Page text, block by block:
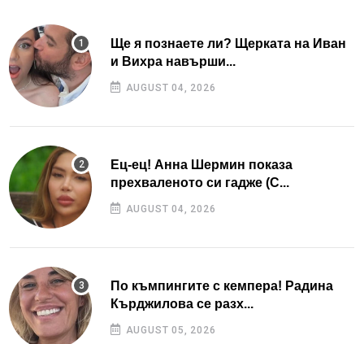
Ще я познаете ли? Щерката на Иван
и Вихра навърши...
AUGUST 04, 2026
Ец-ец! Анна Шермин показа
прехваленото си гадже (С...
AUGUST 04, 2026
По къмпингите с кемпера! Радина
Кърджилова се разх...
AUGUST 05, 2026